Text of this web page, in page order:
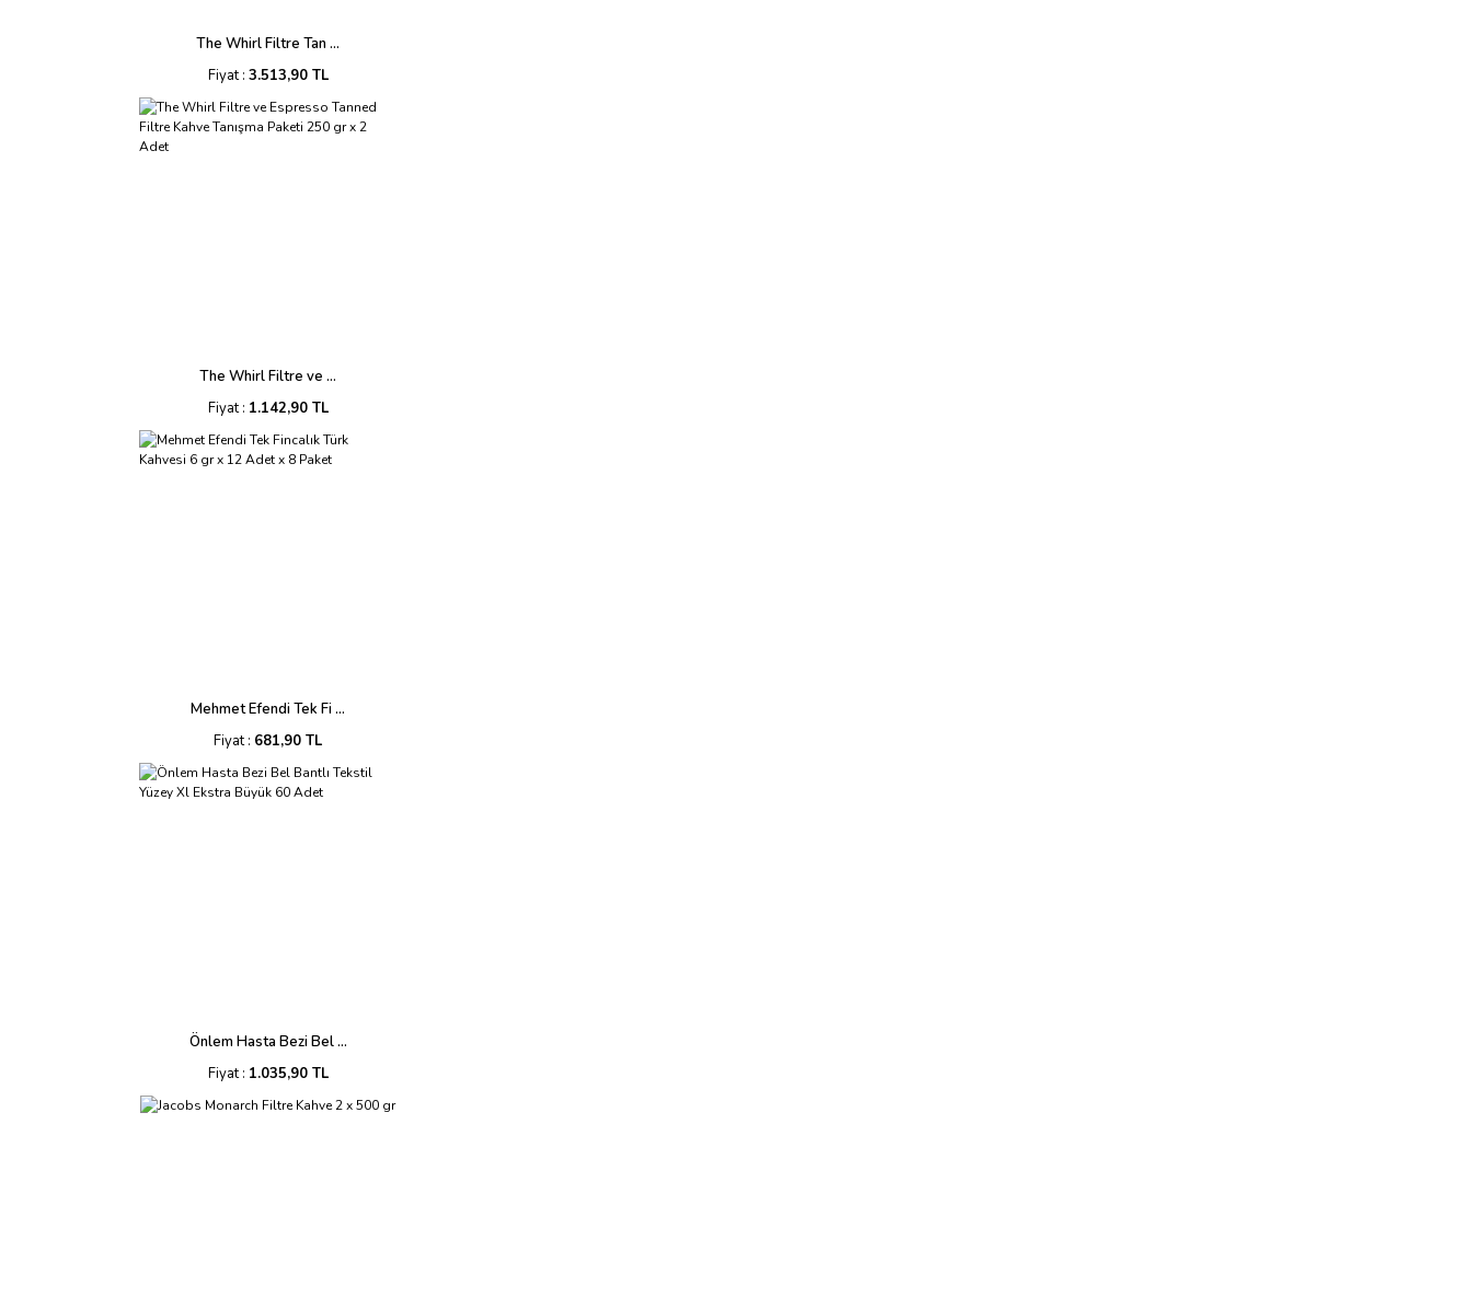
The Whirl Filtre Tan ...
Fiyat : 3.513,90 TL
The Whirl Filtre ve ...
Fiyat : 1.142,90 TL
Mehmet Efendi Tek Fi ...
Fiyat : 681,90 TL
Önlem Hasta Bezi Bel ...
Fiyat : 1.035,90 TL